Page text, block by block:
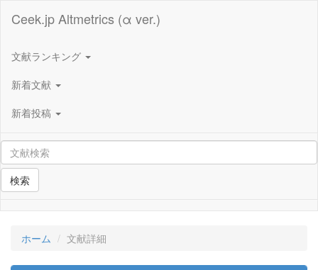
Ceek.jp Altmetrics (α ver.)
文献ランキング
新着文献
新着投稿
検索
ホーム 文献詳細